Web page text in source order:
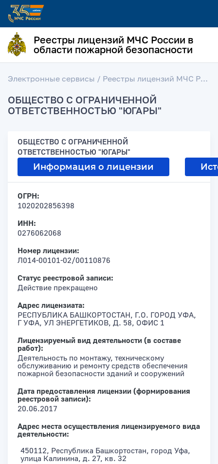
Реестры лицензий МЧС России в
области пожарной безопасности
Электронные сервисы / Реестры лицензий МЧС России в области пожарной безопасности
ОБЩЕСТВО С ОГРАНИЧЕННОЙ
ОТВЕТСТВЕННОСТЬЮ "ЮГАРЫ"
ОБЩЕСТВО С ОГРАНИЧЕННОЙ
ОТВЕТСТВЕННОСТЬЮ "ЮГАРЫ"
Информация о лицензии
ОГРН:
1020202856398
ИНН:
0276062068
Номер лицензии:
Л014-00101-02/00110876
Статус реестровой записи:
Действие прекращено
Адрес лицензиата:
РЕСПУБЛИКА БАШКОРТОСТАН, Г.О. ГОРОД УФА,
Г УФА, УЛ ЭНЕРГЕТИКОВ, Д. 58, ОФИС 1
Лицензируемый вид деятельности (в составе
работ):
Деятельность по монтажу, техническому
обслуживанию и ремонту средств обеспечения
пожарной безопасности зданий и сооружений
Дата предоставления лицензии (формирования
реестровой записи):
20.06.2017
Адрес места осуществления лицензируемого вида
деятельности:
450112, Республика Башкортостан, город Уфа,
улица Калинина, д. 27, кв. 32